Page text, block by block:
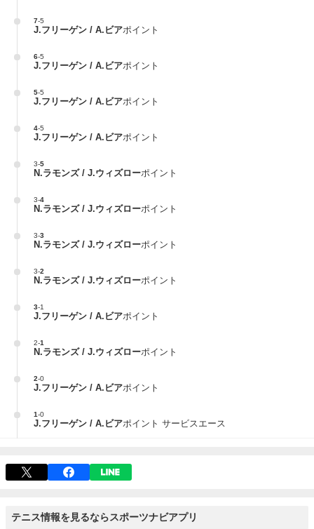
7-5
J.フリーゲン / A.ビアポイント
6-5
J.フリーゲン / A.ビアポイント
5-5
J.フリーゲン / A.ビアポイント
4-5
J.フリーゲン / A.ビアポイント
3-5
N.ラモンズ / J.ウィズローポイント
3-4
N.ラモンズ / J.ウィズローポイント
3-3
N.ラモンズ / J.ウィズローポイント
3-2
N.ラモンズ / J.ウィズローポイント
3-1
J.フリーゲン / A.ビアポイント
2-1
N.ラモンズ / J.ウィズローポイント
2-0
J.フリーゲン / A.ビアポイント
1-0
J.フリーゲン / A.ビアポイント サービスエース
テニス情報を見るならスポーツナビアプリ